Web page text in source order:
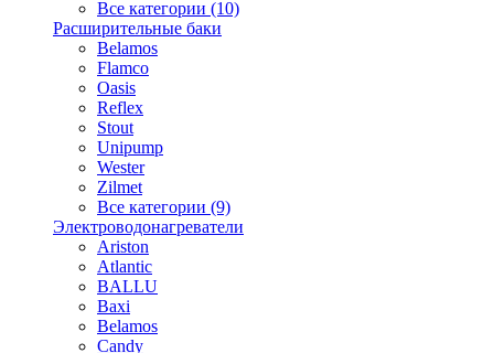
Все категории (10)
Расширительные баки
Belamos
Flamco
Oasis
Reflex
Stout
Unipump
Wester
Zilmet
Все категории (9)
Электроводонагреватели
Ariston
Atlantic
BALLU
Baxi
Belamos
Candy